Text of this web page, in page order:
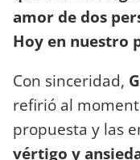
amor de dos
Hoy en nuestro
Con sinceridad,
refirió al
propuesta y las
vértigo y